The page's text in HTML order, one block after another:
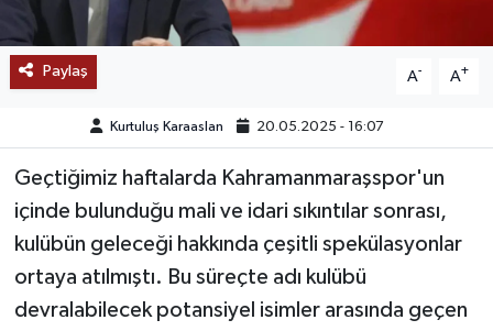
Paylaş A- A+
Kurtuluş Karaaslan 20.05.2025 - 16:07
Geçtiğimiz haftalarda Kahramanmaraşspor'un
içinde bulunduğu mali ve idari sıkıntılar sonrası,
kulübün geleceği hakkında çeşitli spekülasyonlar
ortaya atılmıştı. Bu süreçte adı kulübü
devralabilecek potansiyel isimler arasında geçen
DÜNYA
TREND
MEDYA
OTOMOTİV
TEKNOLOJİ
YAŞAM